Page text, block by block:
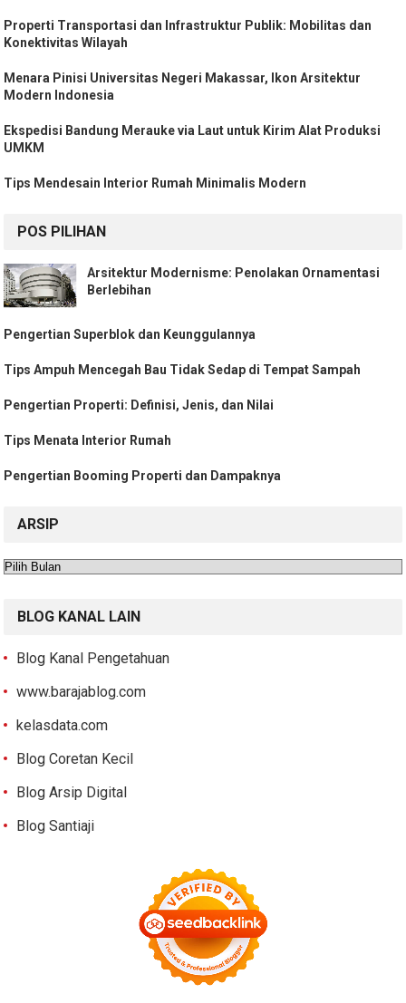
Properti Transportasi dan Infrastruktur Publik: Mobilitas dan
Konektivitas Wilayah
Menara Pinisi Universitas Negeri Makassar, Ikon Arsitektur
Modern Indonesia
Ekspedisi Bandung Merauke via Laut untuk Kirim Alat Produksi
UMKM
Tips Mendesain Interior Rumah Minimalis Modern
POS PILIHAN
Arsitektur Modernisme: Penolakan Ornamentasi
Berlebihan
Pengertian Superblok dan Keunggulannya
Tips Ampuh Mencegah Bau Tidak Sedap di Tempat Sampah
Pengertian Properti: Definisi, Jenis, dan Nilai
Tips Menata Interior Rumah
Pengertian Booming Properti dan Dampaknya
ARSIP
Arsip
BLOG KANAL LAIN
Blog Kanal Pengetahuan
www.barajablog.com
kelasdata.com
Blog Coretan Kecil
Blog Arsip Digital
Blog Santiaji